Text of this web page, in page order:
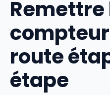
Remettre
route
étape